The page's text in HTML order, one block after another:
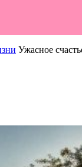
Ужасное